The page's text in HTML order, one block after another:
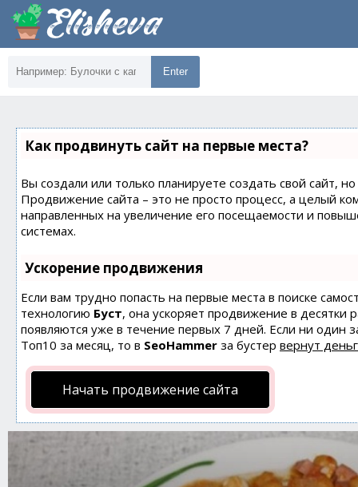
Enter
Как продвинуть сайт на первые места?
Вы создали или только планируете создать свой сайт,
Продвижение сайта – это не просто процесс, а целый
направленных на увеличение его посещаемости и
системах.
Ускорение продвижения
Если вам трудно попасть на первые места в поиске
технологию Буст, она ускоряет продвижение в десятки
появляются уже в течение первых 7 дней. Если ни один
Топ10 за месяц, то в SeoHammer за бустер вернут
Начать продвижение сайта